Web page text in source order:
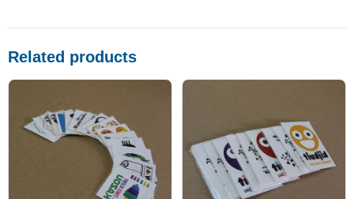
Related products